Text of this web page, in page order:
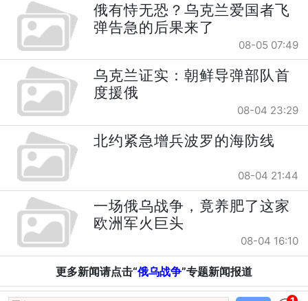
俄有恃无恐？乌克兰爱国者飞
弹告急的后果来了
08-05 07:49
乌克兰证实：朝鲜导弹部队首
度援俄
08-04 23:29
北约紧急增兵波罗的海防线
08-04 21:44
一场俄乌战争，竟养肥了这家
欧洲军火巨头
08-04 16:10
更多新闻请点击“俄乌战争”专题新闻报道